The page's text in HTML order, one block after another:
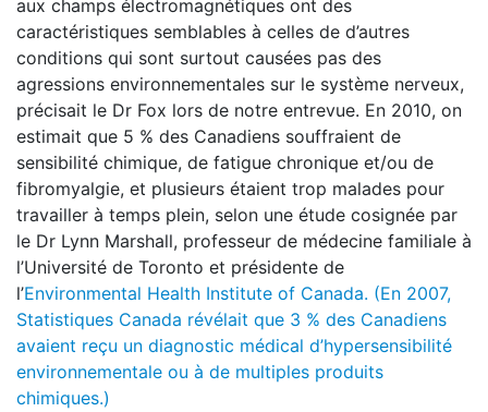
aux champs électromagnétiques ont des
caractéristiques semblables à celles de d’autres
conditions qui sont surtout causées pas des
agressions environnementales sur le système nerveux,
précisait le Dr Fox lors de notre entrevue. En 2010, on
estimait que 5 % des Canadiens souffraient de
sensibilité chimique, de fatigue chronique et/ou de
fibromyalgie, et plusieurs étaient trop malades pour
travailler à temps plein, selon une étude cosignée par
le Dr Lynn Marshall, professeur de médecine familiale à
l’Université de Toronto et présidente de
l’Environmental Health Institute of Canada. (En 2007,
Statistiques Canada révélait que 3 % des Canadiens
avaient reçu un diagnostic médical d’hypersensibilité
environnementale ou à de multiples produits
chimiques.)